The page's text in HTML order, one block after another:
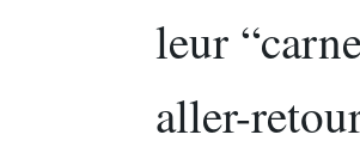
leur
aller-